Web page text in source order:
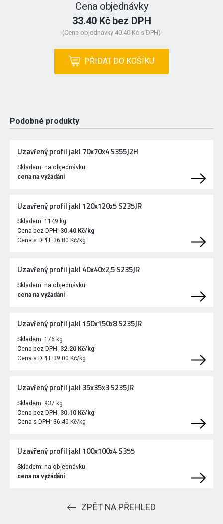
Cena objednávky
33.40 Kč bez DPH
(Cena objednávky 40.40 Kč s DPH)
PŘIDAT DO KOŠÍKU
Podobné produkty
Uzavřený profil jakl 70x70x4 S355J2H
Skladem: na objednávku
cena na vyžádání
Uzavřený profil jakl 120x120x5 S235JR
Skladem: 1149 kg
Cena bez DPH: 30.40 Kč/kg
Cena s DPH: 36.80 Kč/kg
Uzavřený profil jakl 40x40x2,5 S235JR
Skladem: na objednávku
cena na vyžádání
Uzavřený profil jakl 150x150x8 S235JR
Skladem: 176 kg
Cena bez DPH: 32.20 Kč/kg
Cena s DPH: 39.00 Kč/kg
Uzavřený profil jakl 35x35x3 S235JR
Skladem: 937 kg
Cena bez DPH: 30.10 Kč/kg
Cena s DPH: 36.40 Kč/kg
Uzavřený profil jakl 100x100x4 S355
Skladem: na objednávku
cena na vyžádání
ZPĚT NA PŘEHLED